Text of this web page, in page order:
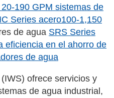
190 GPM sistemas de
Series acero100-1,150
de agua SRS Series
eficiencia en el ahorro de
de agua
ofrece servicios y
de agua industrial,